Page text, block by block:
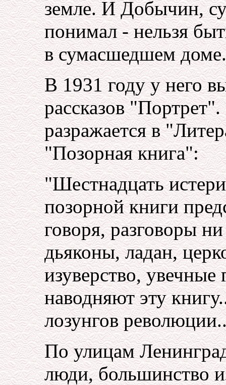
земле. И Добычин,
понимал - нельзя
в сумасшедшем доме.
В 1931 году у него
рассказов
разражается в
"Позорная книга":
"Шестнадцать
позорной книги
говоря, разговоры
дьяконы, ладан,
изуверство,
наводняют эту
лозунгов
По улицам
люди, большинство